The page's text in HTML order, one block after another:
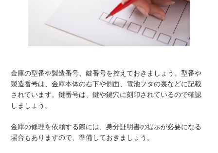
金庫の型番や製造番号、鍵番号を控えておきましょう。型番や
製造番号は、金庫本体の右下や側面、電池フタの裏などに記載
されています。鍵番号は、鍵や鍵穴に刻印されているので確認
しましょう。
金庫の修理を依頼する際には、身分証明書の提示が必要になる
場合もありますので、準備しておきましょう。